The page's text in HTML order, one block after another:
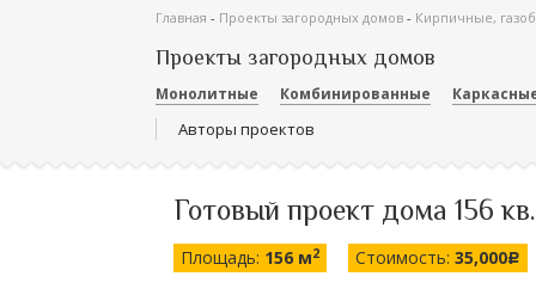
Главная - Проекты загородных домов - Кирпичные,
Проекты загородных домов
Монолитные Комбинированные
Авторы проектов
Готовый проект дома 156
Площадь: 156 м2 Стоимость: 35,000c